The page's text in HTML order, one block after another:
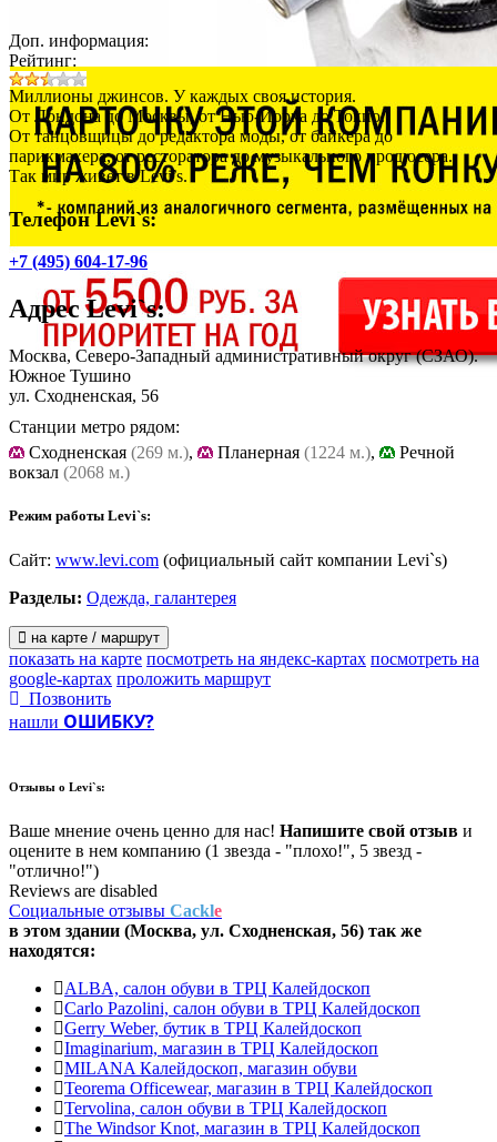
Доп. информация:
Рейтинг:
Миллионы джинсов. У каждых своя история.
От Лондона до Москвы, от Нью-Йорка до Токио.
От танцовщицы до редактора моды, от байкера до
парикмахера, от ресторатора до музыкального продюсера.
Так мир живет в Levi’s.
Телефон Levi`s:
+7 (495) 604-17-96
АдресLevi`s:
Москва, Северо-Западный административный округ (СЗАО).
Южное Тушино
ул. Сходненская, 56
Станции метро рядом:
Cходненская (269 м.), Планерная (1224 м.),
Речной
вокзал (2068 м.)
Режим работы Levi`s:
Сайт: www.levi.com (официальный сайт компании Levi`s)
Разделы: Одежда, галантерея
на карте / маршрут
показать на карте посмотреть на яндекс-картах посмотреть на
google-картах проложить маршрут
Позвонить
нашли ОШИБКУ?
Отзывы о Levi`s:
Ваше мнение очень ценно для нас! Напишите свой отзыв и
оцените в нем компанию (1 звезда - "плохо!", 5 звезд -
"отлично!")
Reviews are disabled
Социальные отзывы Cackle
в этом здании (Москва, ул. Сходненская, 56) так же
находятся:
ALBA, салон обуви в ТРЦ Калейдоскоп
Carlo Pazolini, салон обуви в ТРЦ Калейдоскоп
Gerry Weber, бутик в ТРЦ Калейдоскоп
Imaginarium, магазин в ТРЦ Калейдоскоп
MILANA Калейдоскоп, магазин обуви
Teorema Officewear, магазин в ТРЦ Калейдоскоп
Tervolina, салон обуви в ТРЦ Калейдоскоп
The Windsor Knot, магазин в ТРЦ Калейдоскоп